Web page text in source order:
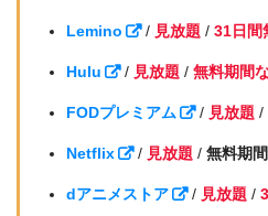
Lemino / 見放題 / 31日間
Hulu / 見放題 / 無料期間
FODプレミアム / 見放題 /
Netflix / 見放題 / 無料期
dアニメストア / 見放題 /